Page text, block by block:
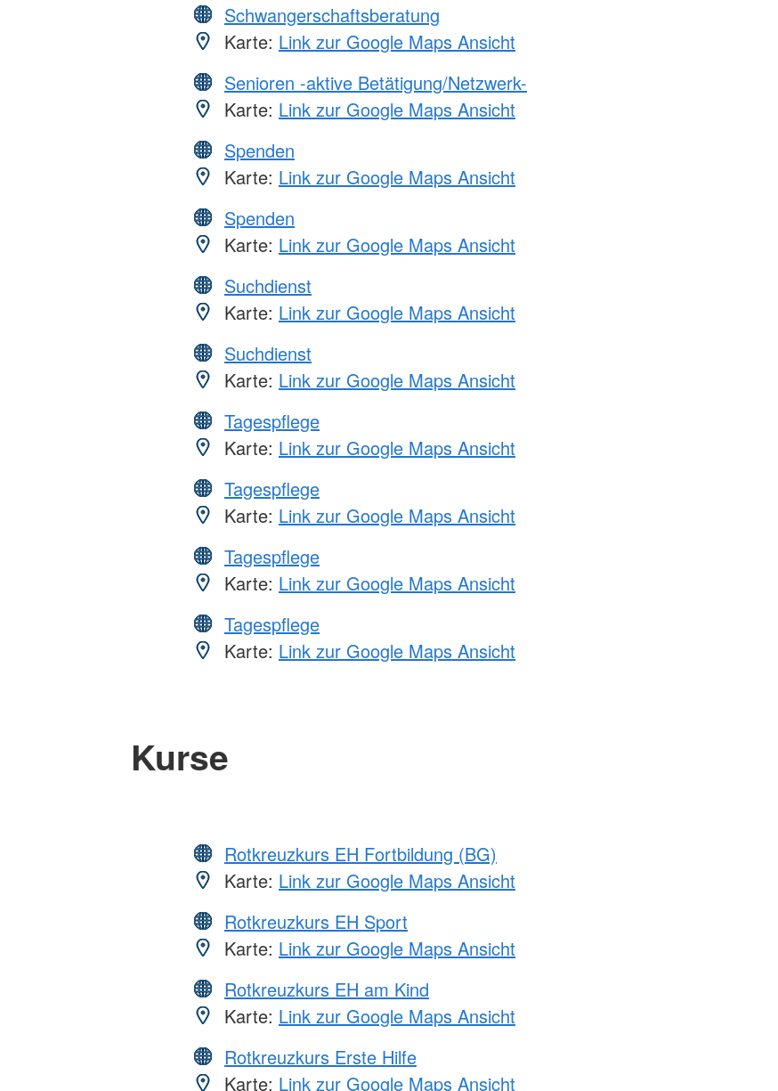
Schwangerschaftsberatung
Karte: Link zur Google Maps Ansicht
Senioren -aktive Betätigung/Netzwerk-
Karte: Link zur Google Maps Ansicht
Spenden
Karte: Link zur Google Maps Ansicht
Spenden
Karte: Link zur Google Maps Ansicht
Suchdienst
Karte: Link zur Google Maps Ansicht
Suchdienst
Karte: Link zur Google Maps Ansicht
Tagespflege
Karte: Link zur Google Maps Ansicht
Tagespflege
Karte: Link zur Google Maps Ansicht
Tagespflege
Karte: Link zur Google Maps Ansicht
Tagespflege
Karte: Link zur Google Maps Ansicht
Kurse
Rotkreuzkurs EH Fortbildung (BG)
Karte: Link zur Google Maps Ansicht
Rotkreuzkurs EH Sport
Karte: Link zur Google Maps Ansicht
Rotkreuzkurs EH am Kind
Karte: Link zur Google Maps Ansicht
Rotkreuzkurs Erste Hilfe
Karte: Link zur Google Maps Ansicht